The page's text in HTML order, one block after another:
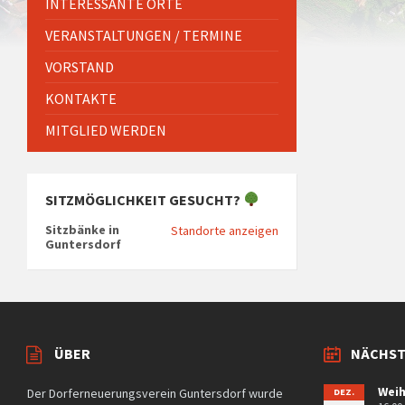
VERANSTALTUNGEN / TERMINE
VORSTAND
KONTAKTE
MITGLIED WERDEN
SITZMÖGLICHKEIT GESUCHT?
Sitzbänke in
Guntersdorf
Standorte anzeigen
ÜBER
Der Dorferneuerungsverein Guntersdorf wurde
DEZ.